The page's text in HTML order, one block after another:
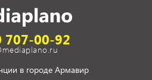
707-00-92
в городе Армавир